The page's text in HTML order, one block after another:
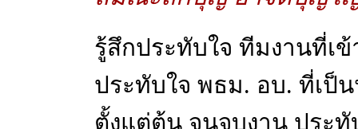
รู้สึกประทับใจ ทีมงานที่เ
ประทับใจ พธม. อบ. ที่เป็
ตั้งแต่ต้น จนจบงาน ประ